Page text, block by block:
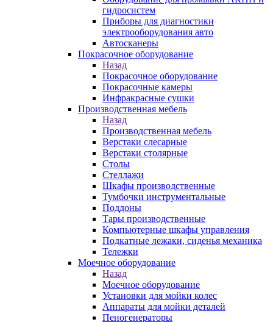
гидросистем
Приборы для диагностики
электрооборудования авто
Автосканеры
Покрасочное оборудование
Назад
Покрасочное оборудование
Покрасочные камеры
Инфракрасные сушки
Производственная мебель
Назад
Производственная мебель
Верстаки слесарные
Верстаки столярные
Столы
Стеллажи
Шкафы производственные
Тумбочки инструментальные
Поддоны
Тары производственные
Компьютерные шкафы управления
Подкатные лежаки, сиденья механика
Тележки
Моечное оборудование
Назад
Моечное оборудование
Установки для мойки колес
Аппараты для мойки деталей
Пеногенераторы